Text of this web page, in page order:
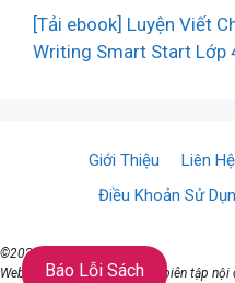
[Tải ebook] Luyện Viết
Writing Smart Start Lớp
Giới Thiệu Liên Hệ
Điều Khoản Sử
©2021 ♥ TaiSach.Org
Website đang sử dụng AI để biên tập
Báo Lỗi Sách